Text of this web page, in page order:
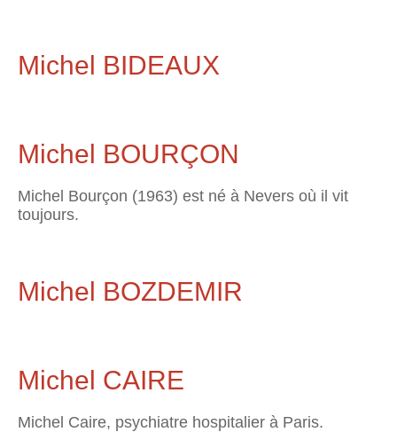
Michel BIDEAUX
Michel BOURÇON
Michel Bourçon (1963) est né à Nevers où il vit
toujours.
Michel BOZDEMIR
Michel CAIRE
Michel Caire, psychiatre hospitalier à Paris.